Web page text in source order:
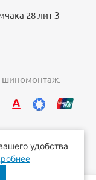
28 лит З
шиномонтаж.
удобства